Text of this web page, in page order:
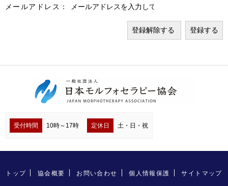
メールアドレス：
受付時間 10時～17時 定休日 土・日・祝
トップ 協会概要 お問い合わせ 個人情報保護 サイトマップ